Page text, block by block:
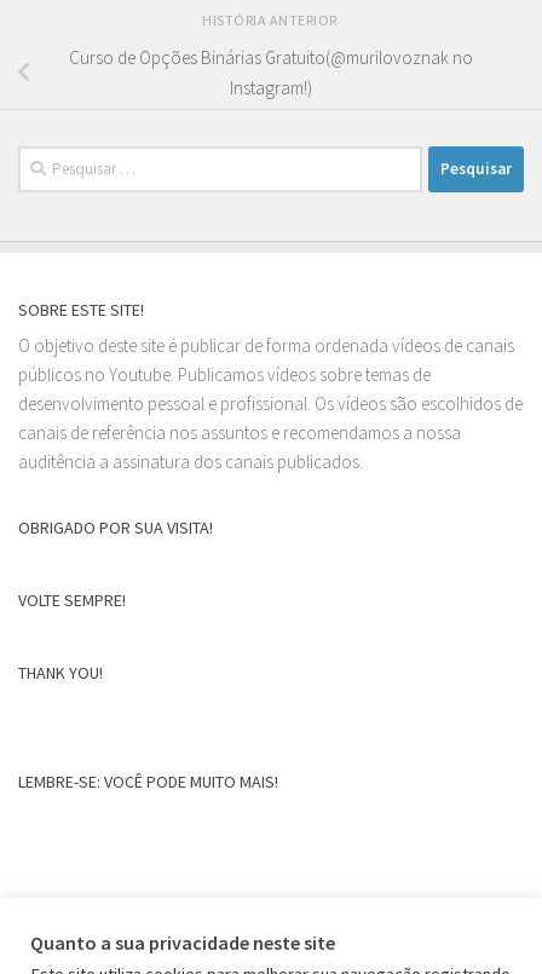
HISTÓRIA ANTERIOR
Curso de Opções Binárias Gratuito(@murilovoznak no
Instagram!)
Pesquisar
por:
SOBRE ESTE SITE!
O objetivo deste site é publicar de forma ordenada vídeos de canais
públicos no Youtube. Publicamos vídeos sobre temas de
desenvolvimento pessoal e profissional. Os vídeos são escolhidos de
canais de referência nos assuntos e recomendamos a nossa
auditência a assinatura dos canais publicados.
OBRIGADO POR SUA VISITA!
VOLTE SEMPRE!
THANK YOU!
LEMBRE-SE: VOCÊ PODE MUITO MAIS!
Quanto a sua privacidade neste site